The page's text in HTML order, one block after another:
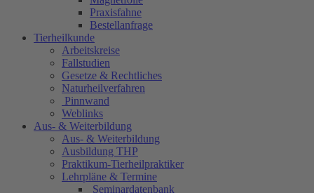
Praxisfahne
Bestellanfrage
Tierheilkunde
Arbeitskreise
Fallstudien
Gesetze & Rechtliches
Naturheilverfahren
Pinnwand
Weblinks
Aus- & Weiterbildung
Aus- & Weiterbildung
Ausbildung THP
Praktikum-Tierheilpraktiker
Lehrpläne & Termine
Seminardatenbank